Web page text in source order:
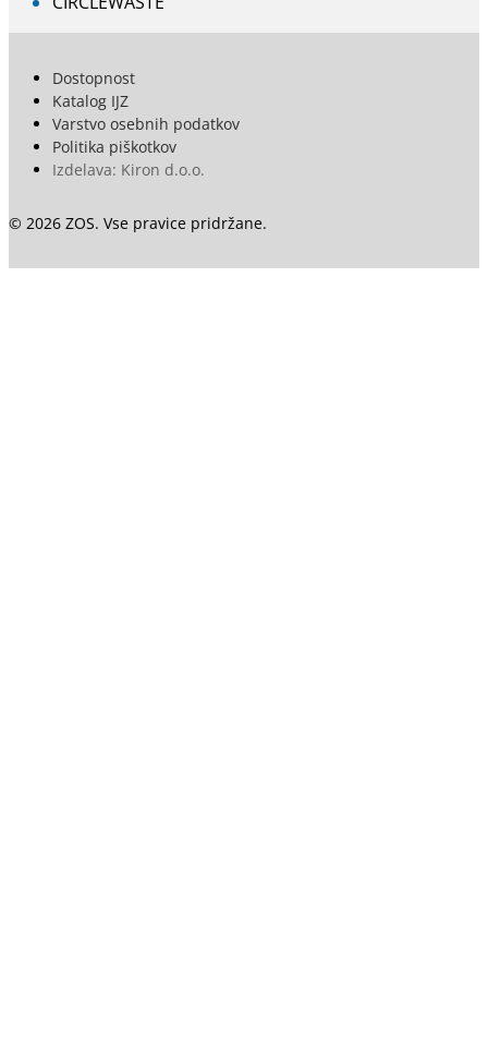
© 2026 ZOS. Vse pravice pridržane.
Dostopnost
Katalog IJZ
Varstvo osebnih podatkov
Politika piškotkov
Izdelava: Kiron d.o.o.